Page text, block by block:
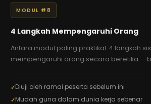
MODUL #8
4 Langkah Mempengaruhi Orang
Antara modul paling praktikal. 4 langkah
mempengaruhi orang secara beretika —
Diuji oleh ramai peserta sebelum ini
Mudah guna dalam dunia kerja sebenar